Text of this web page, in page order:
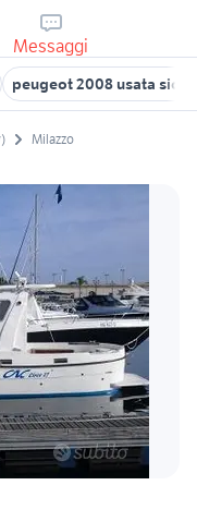
Messaggi
peugeot 2008 usata
Milazzo